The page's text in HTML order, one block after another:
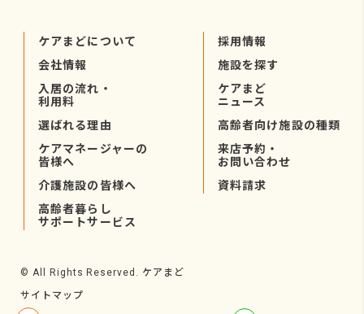
ケアまどについて
会社情報
入居の流れ・
利用料
選ばれる理由
ケアマネージャーの
皆様へ
介護施設の皆様へ
高齢者暮らし
サポートサービス
採用情報
施設を探す
ケアまど
ニュース
高齢者向け施設の種類
来店予約・
お問い合わせ
資料請求
© All Rights Reserved. ケアまど
サイトマップ